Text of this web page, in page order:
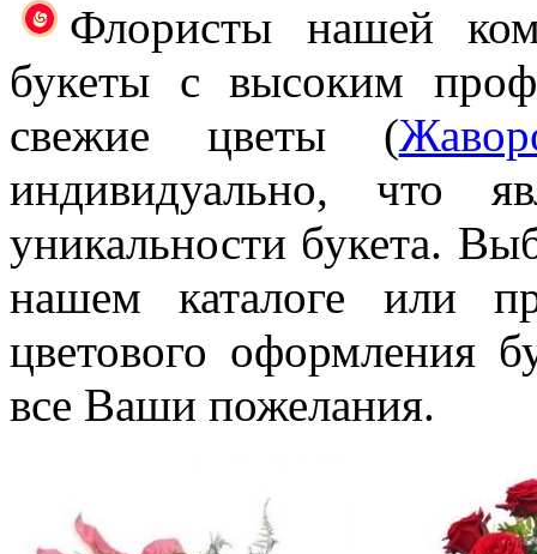
Флористы нашей
букеты с высоким
свежие цветы (
индивидуально, что
уникальности букета.
нашем каталоге или
цветового оформления
все Ваши пожелания.